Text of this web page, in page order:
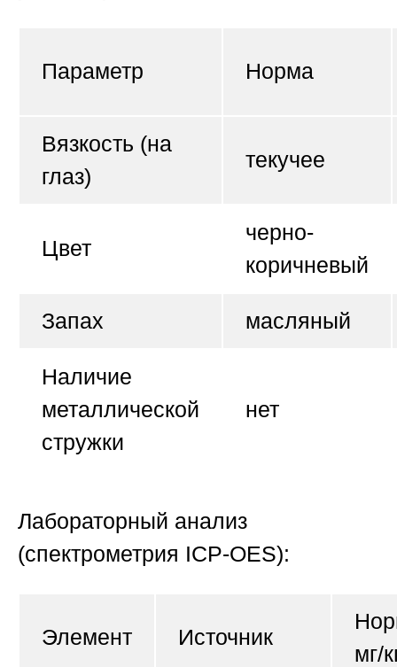
Параметр Норма
Вязкость (на
глаз)
текучее
Цвет
черно-
коричневый
Запах масляный
Наличие
металлической
стружки
нет
Лабораторный анализ
(спектрометрия ICP-OES):
Элемент Источник
мг/